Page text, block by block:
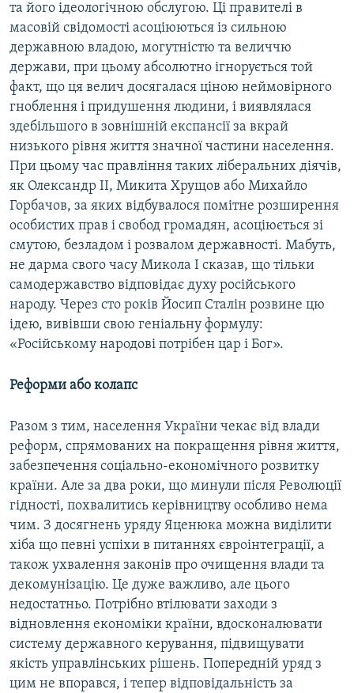
та його ідеологічною обслугою. Ці правителі в
масовій свідомості асоціюються із сильною
державною владою, могутністю та величчю
держави, при цьому абсолютно ігнорується той
факт, що ця велич досягалася ціною неймовірного
гноблення і придушення людини, і виявлялася
здебільшого в зовнішній експансії за вкрай
низького рівня життя значної частини населення.
При цьому час правління таких ліберальних діячів,
як Олександр ІІ, Микита Хрущов або Михайло
Горбачов, за яких відбувалося помітне розширення
особистих прав і свобод громадян, асоціюється зі
смутою, безладом і розвалом державності. Мабуть,
не дарма свого часу Микола І сказав, що тільки
самодержавство відповідає духу російського
народу. Через сто років Йосип Сталін розвине цю
ідею, вивівши свою геніальну формулу:
«Російському народові потрібен цар і Бог».
Реформи або колапс
Разом з тим, населення України чекає від влади
реформ, спрямованих на покращення рівня життя,
забезпечення соціально-економічного розвитку
країни. Але за два роки, що минули після Революції
гідності, похвалитись керівництву особливо нема
чим. З досягнень уряду Яценюка можна виділити
хіба що певні успіхи в питаннях євроінтеграції, а
також ухвалення законів про очищення влади та
декомунізацію. Це дуже важливо, але цього
недостатньо. Потрібно втілювати заходи з
відновлення економіки країни, вдосконалювати
систему державного керування, підвищувати
якість управлінських рішень. Попередній уряд з
цим не впорався, і тепер відповідальність за